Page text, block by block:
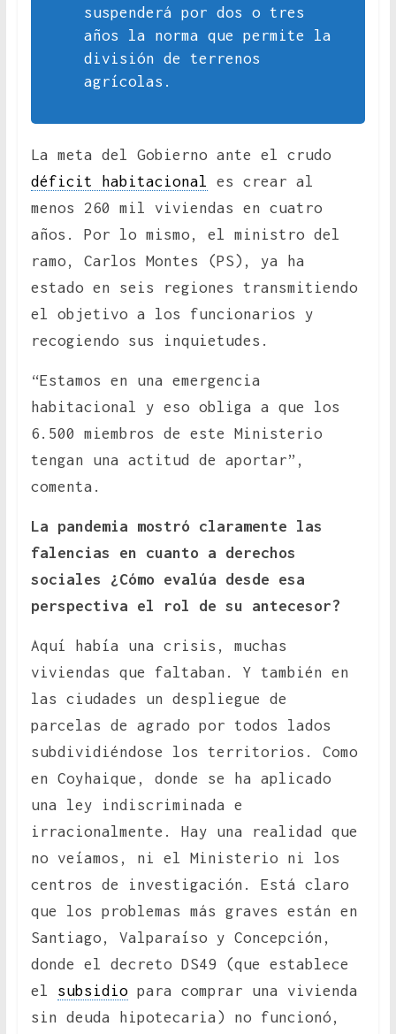
suspenderá por dos o tres
años la norma que permite la
división de terrenos
agrícolas.
La meta del Gobierno ante el crudo
déficit habitacional es crear al
menos 260 mil viviendas en cuatro
años. Por lo mismo, el ministro del
ramo, Carlos Montes (PS), ya ha
estado en seis regiones transmitiendo
el objetivo a los funcionarios y
recogiendo sus inquietudes.
“Estamos en una emergencia
habitacional y eso obliga a que los
6.500 miembros de este Ministerio
tengan una actitud de aportar”,
comenta.
La pandemia mostró claramente las
falencias en cuanto a derechos
sociales ¿Cómo evalúa desde esa
perspectiva el rol de su antecesor?
Aquí había una crisis, muchas
viviendas que faltaban. Y también en
las ciudades un despliegue de
parcelas de agrado por todos lados
subdividiéndose los territorios. Como
en Coyhaique, donde se ha aplicado
una ley indiscriminada e
irracionalmente. Hay una realidad que
no veíamos, ni el Ministerio ni los
centros de investigación. Está claro
que los problemas más graves están en
Santiago, Valparaíso y Concepción,
donde el decreto DS49 (que establece
el subsidiopara comprar una vivienda
sin deuda hipotecaria) no funcionó,